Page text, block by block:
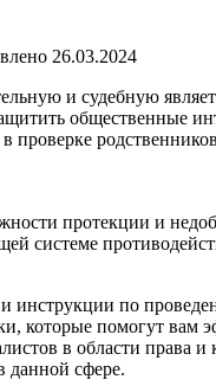
26.03.2024
и судебную
общественные
проверке
протекции и
системе
инструкции по
которые помогут
в области права
данной сфере.